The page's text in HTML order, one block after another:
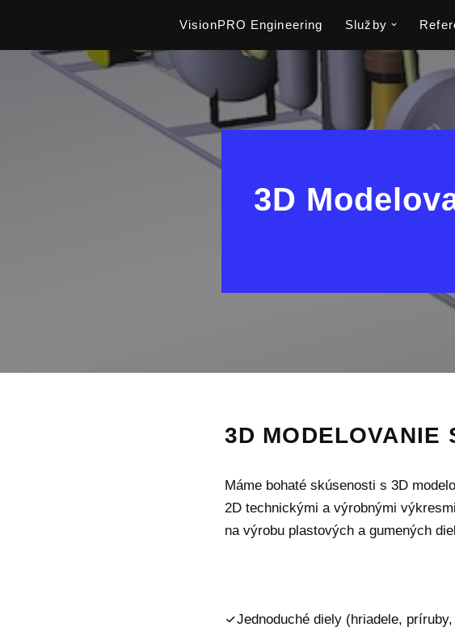
VisionPRO Engineering Služby
3D
3D MODELOVANIE
Máme bohaté skúsenosti s 3D
2D technickými a výrobnými
na výrobu plastových a gumených
Jednoduché diely (hriadele,